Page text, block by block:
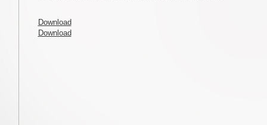
Download
Download